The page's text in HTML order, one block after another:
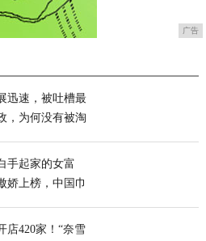
广告
迅速，被吐槽最
，为何没有被淘
手起家的女富
娇上榜，中国巾
店420家！“奈雪